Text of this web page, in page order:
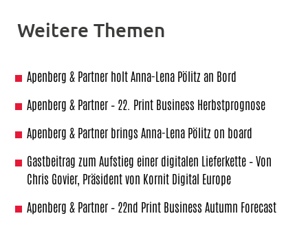
Weitere Themen
Apenberg & Partner holt Anna-Lena Pölitz an Bord
Apenberg & Partner – 22. Print Business Herbstprognose
Apenberg & Partner brings Anna-Lena Pölitz on board
Gastbeitrag zum Aufstieg einer digitalen Lieferkette – Von
Chris Govier, Präsident von Kornit Digital Europe
Apenberg & Partner – 22nd Print Business Autumn Forecast